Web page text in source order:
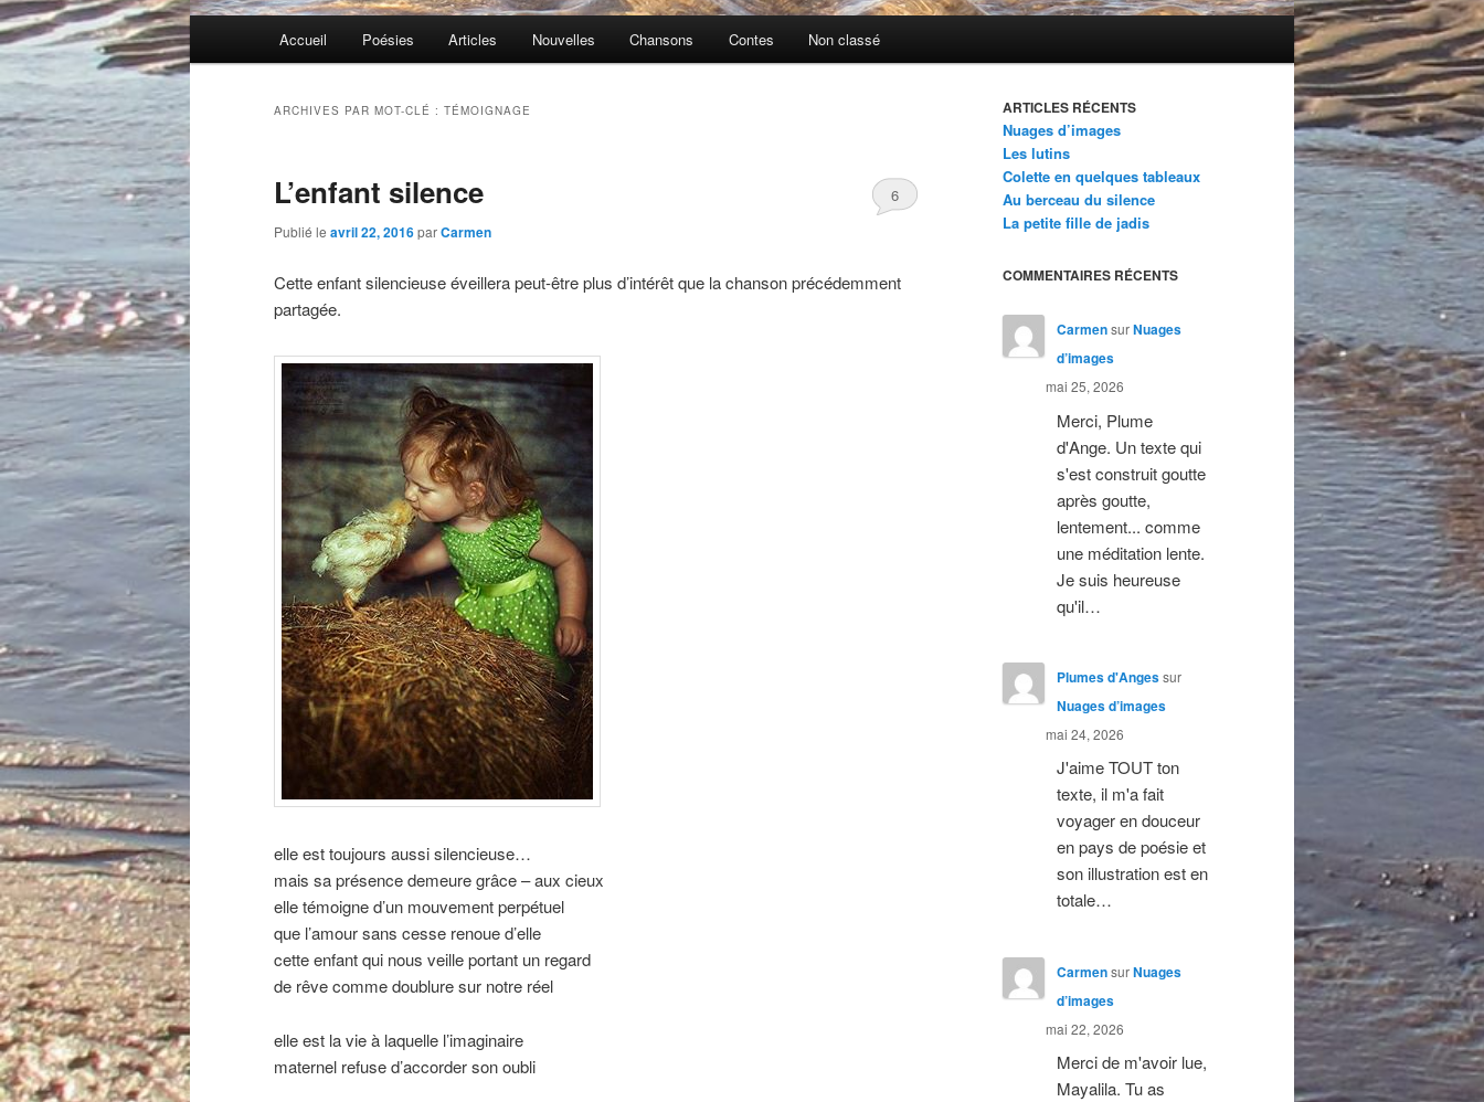
Accueil Poésies Articles Nouvelles Chansons Contes Non classé
ARCHIVES PAR MOT-CLÉ : TÉMOIGNAGE
L’enfant silence
Publié le avril 22, 2016parCarmen
6
Cette enfant silencieuse éveillera peut-être plus d’intérêt que la chanson précédemment
partagée.
elle est toujours aussi silencieuse…
mais sa présence demeure grâce – aux cieux
elle témoigne d’un mouvement perpétuel
que l’amour sans cesse renoue d’elle
cette enfant qui nous veille portant un regard
de rêve comme doublure sur notre réel
elle est la vie à laquelle l’imaginaire
maternel refuse d’accorder son oubli
ARTICLES RÉCENTS
Nuages d’images
Les lutins
Colette en quelques tableaux
Au berceau du silence
La petite fille de jadis
COMMENTAIRES RÉCENTS
CarmensurNuages
d’images
mai 25, 2026
Merci, Plume
d'Ange. Un texte qui
s'est construit goutte
après goutte,
lentement... comme
une méditation lente.
Je suis heureuse
qu'il…
Plumes d'Angessur
Nuages d’images
mai 24, 2026
J'aime TOUT ton
texte, il m'a fait
voyager en douceur
en pays de poésie et
son illustration est en
totale…
CarmensurNuages
d’images
mai 22, 2026
Merci de m'avoir lue,
Mayalila. Tu as